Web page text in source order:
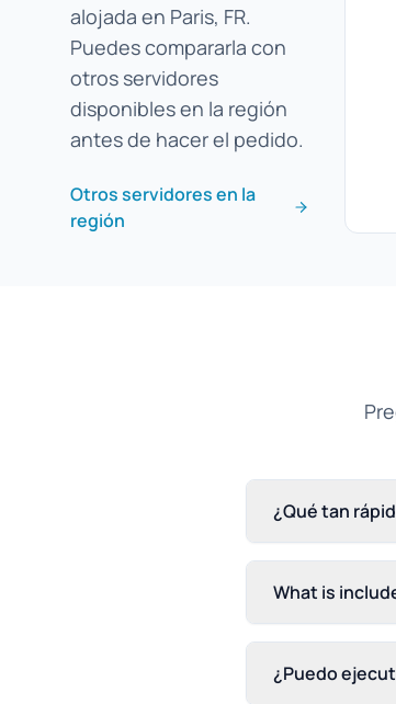
alojada en Paris, FR.
Puedes compararla con
otros servidores
disponibles en la región
antes de hacer el pedido.
Otros servidores en la
región
¿Qué tan
What is
¿Puedo